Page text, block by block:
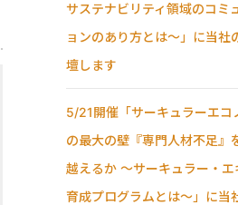
サステナビリティ領域のコミ
ョンのあり方とは〜」に当社
壇します
5/21開催「サーキュラーエコ
の最大の壁『専門人材不足』
越えるか ～サーキュラー・エ
育成プログラムとは～」に当